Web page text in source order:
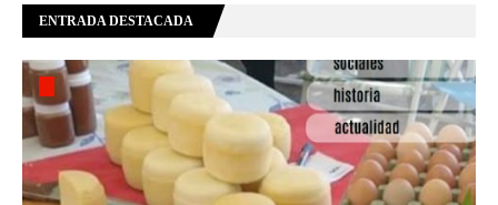
ENTRADA DESTACADA